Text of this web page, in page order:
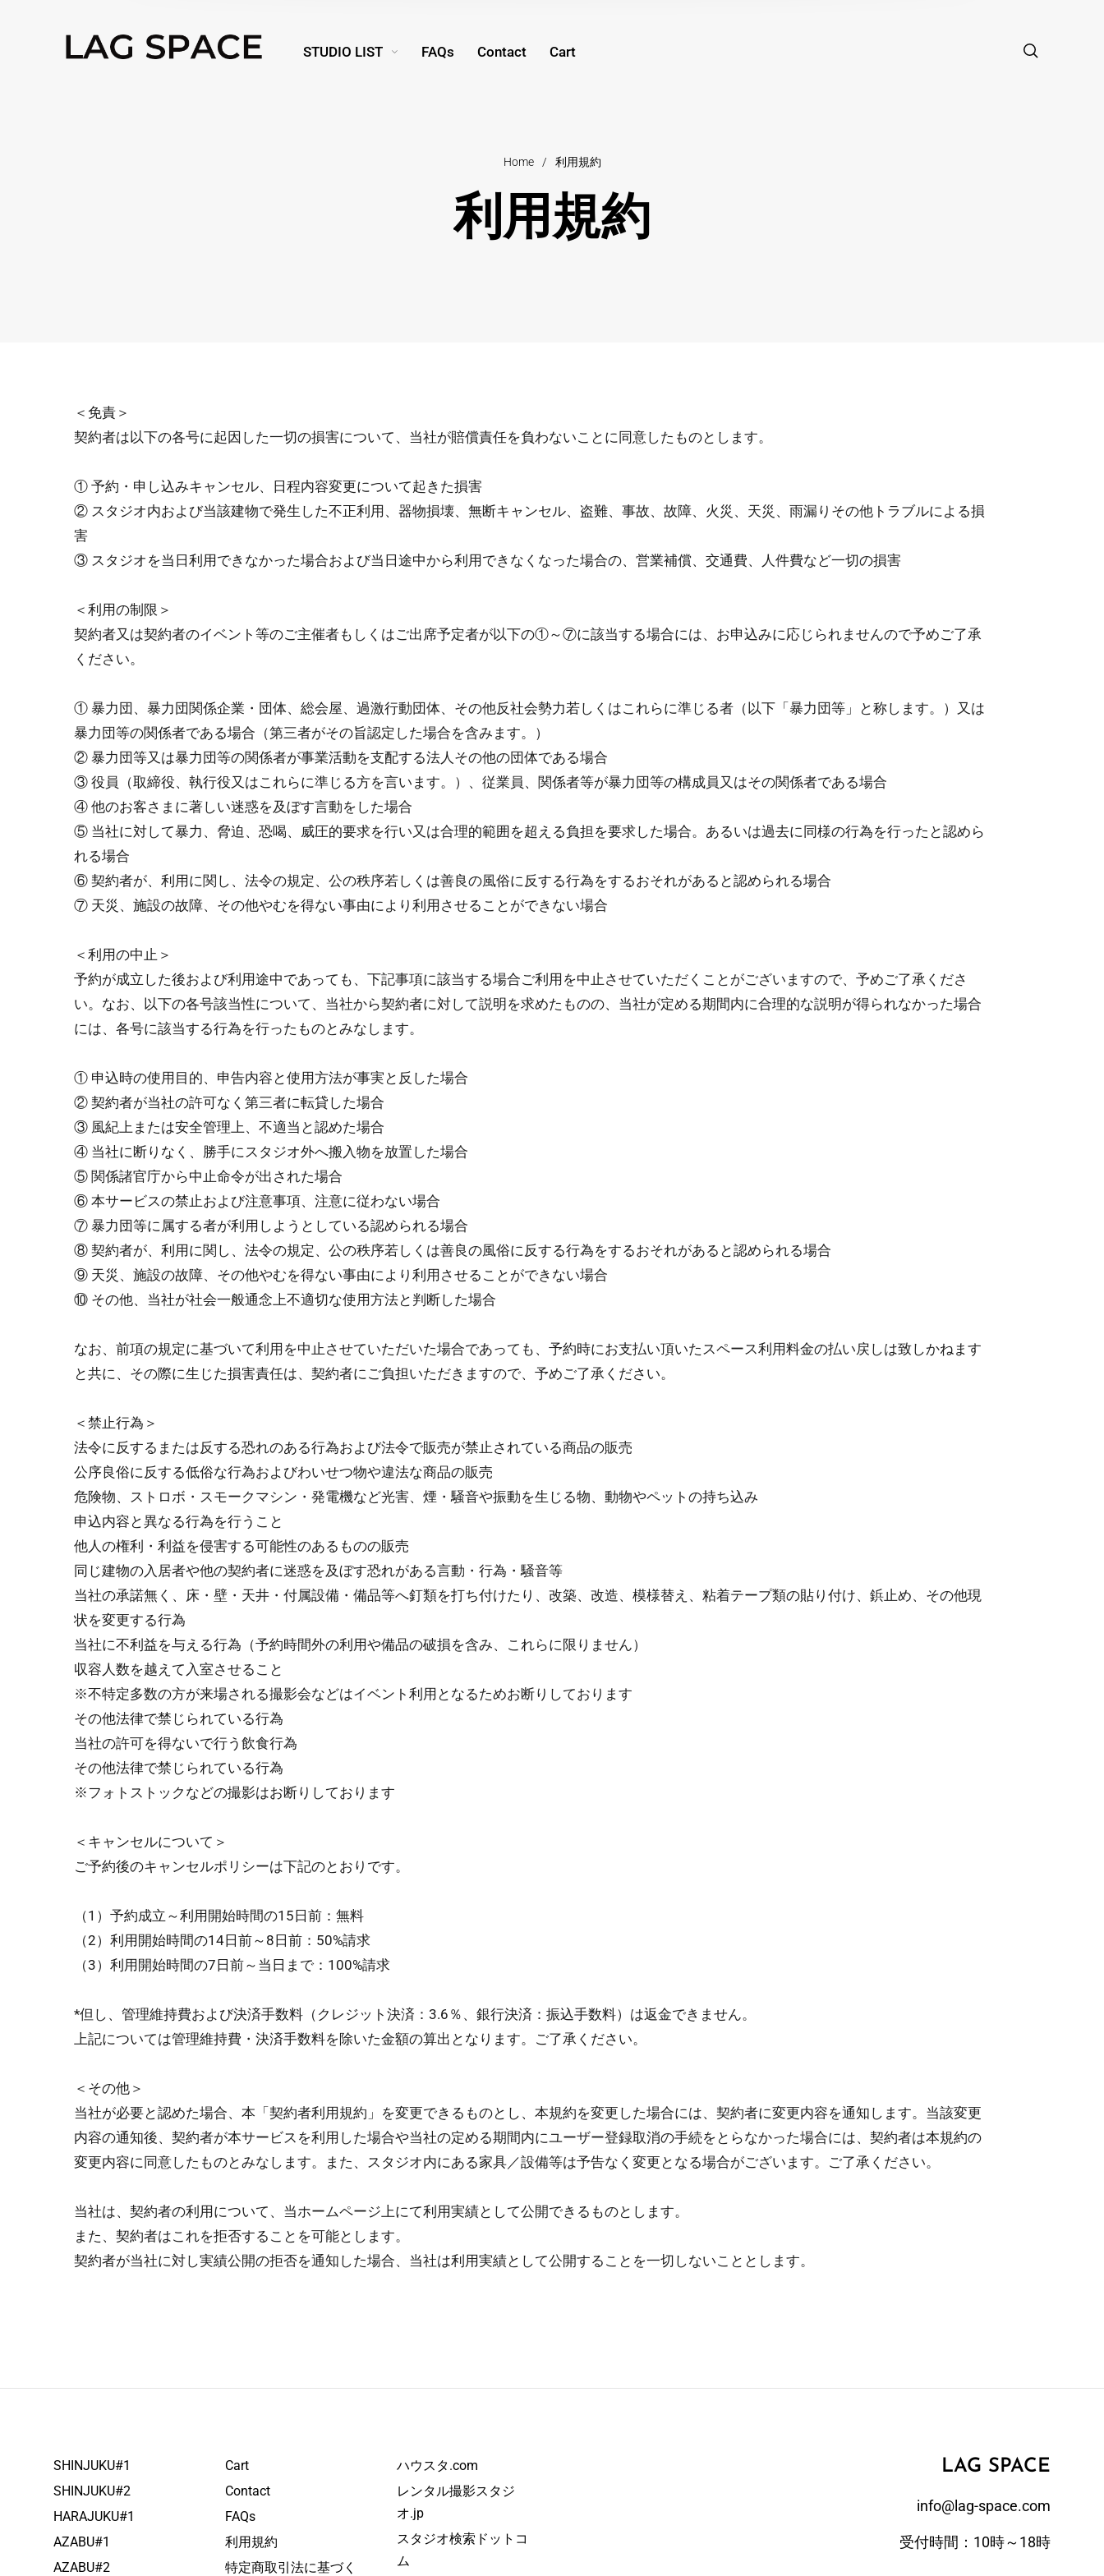
STUDIO LIST FAQs Contact Cart
Home / 利用規約
利用規約
＜免責＞
契約者は以下の各号に起因した⼀切の損害について、当社が賠償責任を負わないことに同意したものとします。
① 予約・申し込みキャンセル、⽇程内容変更について起きた損害
② スタジオ内および当該建物で発⽣した不正利⽤、器物損壊、無断キャンセル、盗難、事故、故障、⽕災、天災、⾬漏りその他トラブルによる損
害
③ スタジオを当⽇利⽤できなかった場合および当⽇途中から利⽤できなくなった場合の、営業補償、交通費、⼈件費など⼀切の損害
＜利⽤の制限＞
契約者⼜は契約者のイベント等のご主催者もしくはご出席予定者が以下の①～⑦に該当する場合には、お申込みに応じられませんので予めご了承
ください。
① 暴⼒団、暴⼒団関係企業・団体、総会屋、過激⾏動団体、その他反社会勢⼒若しくはこれらに準じる者（以下「暴⼒団等」と称します。）⼜は
暴⼒団等の関係者である場合（第三者がその旨認定した場合を含みます。）
② 暴⼒団等⼜は暴⼒団等の関係者が事業活動を⽀配する法⼈その他の団体である場合
③ 役員（取締役、執⾏役⼜はこれらに準じる⽅を⾔います。）、従業員、関係者等が暴⼒団等の構成員⼜はその関係者である場合
④ 他のお客さまに著しい迷惑を及ぼす⾔動をした場合
⑤ 当社に対して暴⼒、脅迫、恐喝、威圧的要求を⾏い⼜は合理的範囲を超える負担を要求した場合。あるいは過去に同様の⾏為を⾏ったと認めら
れる場合
⑥ 契約者が、利⽤に関し、法令の規定、公の秩序若しくは善良の⾵俗に反する⾏為をするおそれがあると認められる場合
⑦ 天災、施設の故障、その他やむを得ない事由により利⽤させることができない場合
＜利⽤の中止＞
予約が成⽴した後および利⽤途中であっても、下記事項に該当する場合ご利⽤を中⽌させていただくことがございますので、予めご了承くださ
い。なお、以下の各号該当性について、当社から契約者に対して説明を求めたものの、当社が定める期間内に合理的な説明が得られなかった場合
には、各号に該当する⾏為を⾏ったものとみなします。
① 申込時の使⽤⽬的、申告内容と使⽤⽅法が事実と反した場合
② 契約者が当社の許可なく第三者に転貸した場合
③ ⾵紀上または安全管理上、不適当と認めた場合
④ 当社に断りなく、勝手にスタジオ外へ搬入物を放置した場合
⑤ 関係諸官庁から中⽌命令が出された場合
⑥ 本サービスの禁⽌および注意事項、注意に従わない場合
⑦ 暴⼒団等に属する者が利⽤しようとしている認められる場合
⑧ 契約者が、利⽤に関し、法令の規定、公の秩序若しくは善良の⾵俗に反する⾏為をするおそれがあると認められる場合
⑨ 天災、施設の故障、その他やむを得ない事由により利⽤させることができない場合
⑩ その他、当社が社会⼀般通念上不適切な使⽤⽅法と判断した場合
なお、前項の規定に基づいて利⽤を中⽌させていただいた場合であっても、予約時にお⽀払い頂いたスペース利⽤料⾦の払い戻しは致しかねます
と共に、その際に⽣じた損害責任は、契約者にご負担いただきますので、予めご了承ください。
＜禁⽌⾏為＞
法令に反するまたは反する恐れのある⾏為および法令で販売が禁⽌されている商品の販売
公序良俗に反する低俗な⾏為およびわいせつ物や違法な商品の販売
危険物、ストロボ・スモークマシン・発電機など光害、煙・騒⾳や振動を⽣じる物、動物やペットの持ち込み
申込内容と異なる⾏為を⾏うこと
他⼈の権利・利益を侵害する可能性のあるものの販売
同じ建物の⼊居者や他の契約者に迷惑を及ぼす恐れがある⾔動・⾏為・騒⾳等
当社の承諾無く、床・壁・天井・付属設備・備品等へ釘類を打ち付けたり、改築、改造、模様替え、粘着テープ類の貼り付け、鋲⽌め、その他現
状を変更する⾏為
当社に不利益を与える⾏為（予約時間外の利用や備品の破損を含み、これらに限りません）
収容⼈数を越えて⼊室させること
※不特定多数の方が来場される撮影会などはイベント利用となるためお断りしております
その他法律で禁じられている⾏為
当社の許可を得ないで⾏う飲⾷⾏為
その他法律で禁じられている⾏為
※フォトストックなどの撮影はお断りしております
＜キャンセルについて＞
ご予約後のキャンセルポリシーは下記のとおりです。
（1）予約成立～利用開始時間の15日前：無料
（2）利用開始時間の14日前～8日前：50%請求
（3）利用開始時間の7日前～当日まで：100%請求
*但し、管理維持費および決済手数料（クレジット決済：3.6％、銀行決済：振込手数料）は返金できません。
上記については管理維持費・決済手数料を除いた金額の算出となります。ご了承ください。
＜その他＞
当社が必要と認めた場合、本「契約者利用規約」を変更できるものとし、本規約を変更した場合には、契約者に変更内容を通知します。当該変更
内容の通知後、契約者が本サービスを利⽤した場合や当社の定める期間内にユーザー登録取消の⼿続をとらなかった場合には、契約者は本規約の
変更内容に同意したものとみなします。また、スタジオ内にある家具／設備等は予告なく変更となる場合がございます。ご了承ください。
当社は、契約者の利用について、当ホームページ上にて利用実績として公開できるものとします。
また、契約者はこれを拒否することを可能とします。
契約者が当社に対し実績公開の拒否を通知した場合、当社は利用実績として公開することを一切しないこととします。
SHINJUKU#1
SHINJUKU#2
HARAJUKU#1
AZABU#1
AZABU#2
Cart
Contact
FAQs
利用規約
特定商取引法に基づく
ハウスタ.com
レンタル撮影スタジ
オ.jp
スタジオ検索ドットコ
ム
LAG SPACE
info@lag-space.com
受付時間：10時～18時